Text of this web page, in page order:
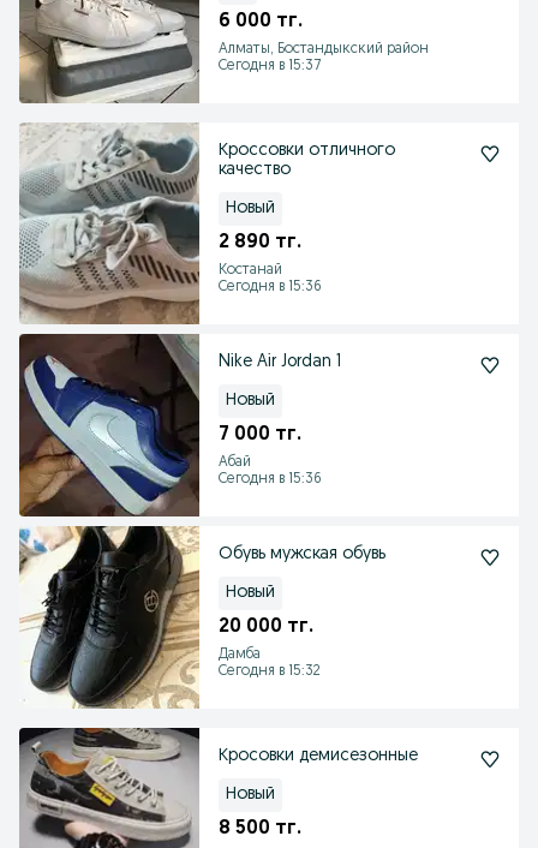
6 000 тг.
Алматы, Бостандыкский район
Сегодня в 15:37
Кроссовки отличного
качество
Новый
2 890 тг.
Костанай
Сегодня в 15:36
Nike Air Jordan 1
Новый
7 000 тг.
Абай
Сегодня в 15:36
Обувь мужская обувь
Новый
20 000 тг.
Дамба
Сегодня в 15:32
Кросовки демисезонные
Новый
8 500 тг.